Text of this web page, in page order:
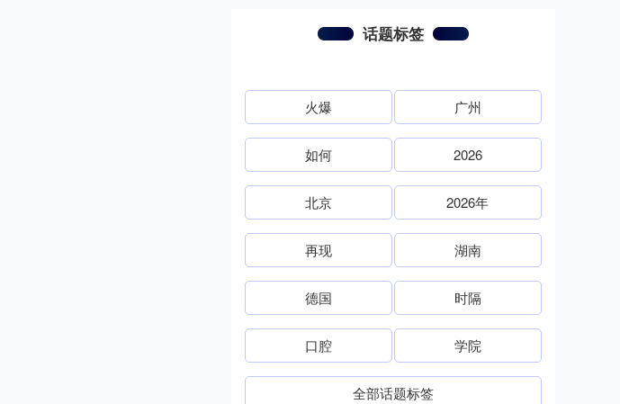
话题标签
火爆 广州
如何 2026
北京 2026年
再现 湖南
德国 时隔
口腔 学院
全部话题标签